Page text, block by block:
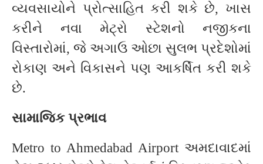
વ્યવસાયોને પ્રોત્સાહિત કરી શકે છે, ખાસ
કરીને નવા મેટ્રો સ્ટેશનો નજીકના
વિસ્તારોમાં, જે અગાઉ ઓછા સુલભ પ્રદેશોમાં
રોકાણ અને વિકાસને પણ આકર્ષિત કરી શકે
છે.
સામાજિક પ્રભાવ
Metro to Ahmedabad Airport અમદાવાદમાં